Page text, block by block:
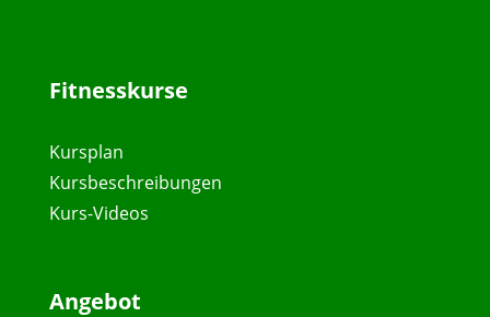
Fitnesskurse
Kursplan
Kursbeschreibungen
Kurs-Videos
Angebot